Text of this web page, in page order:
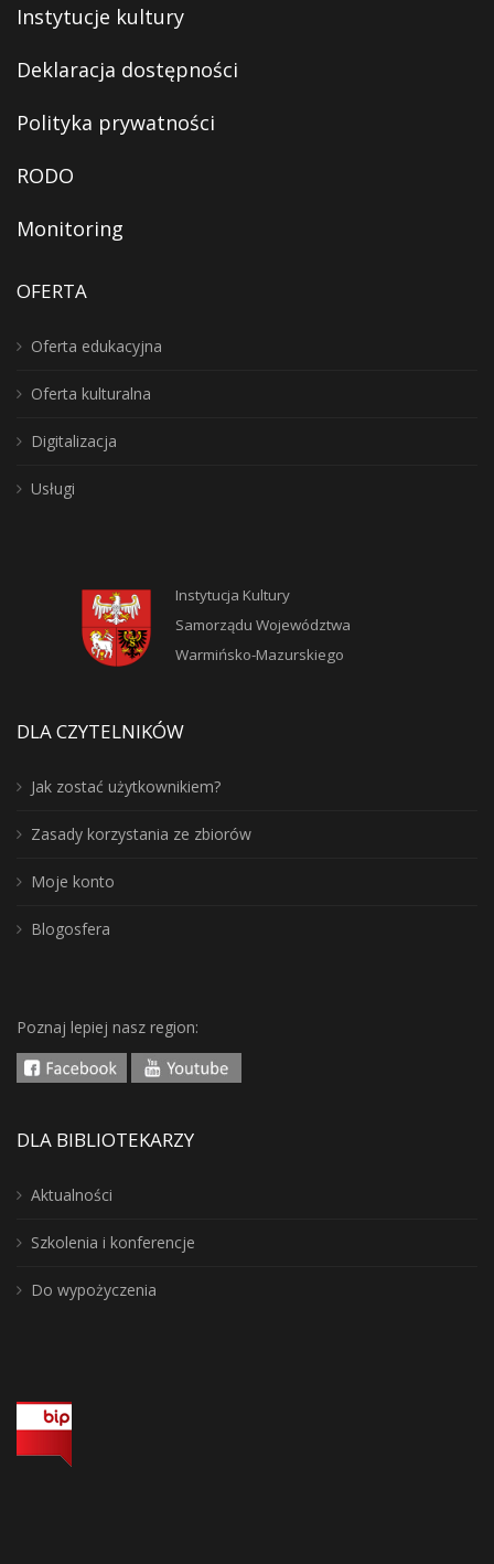
Instytucje kultury
Deklaracja dostępności
Polityka prywatności
RODO
Monitoring
OFERTA
Oferta edukacyjna
Oferta kulturalna
Digitalizacja
Usługi
Instytucja Kultury
Samorządu Województwa
Warmińsko-Mazurskiego
DLA CZYTELNIKÓW
Jak zostać użytkownikiem?
Zasady korzystania ze zbiorów
Moje konto
Blogosfera
Poznaj lepiej nasz region:
DLA BIBLIOTEKARZY
Aktualności
Szkolenia i konferencje
Do wypożyczenia